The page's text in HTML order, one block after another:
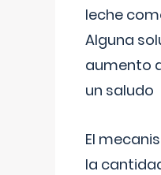
leche
Alguna
aumento
un saludo
El
la